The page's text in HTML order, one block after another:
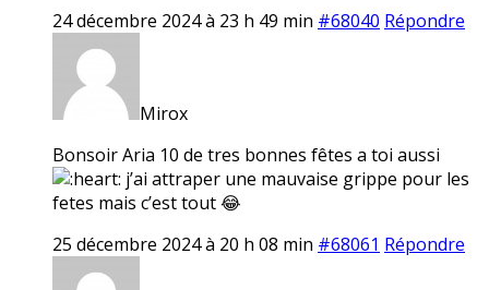
24 décembre 2024 à 23 h 49 min #68040 Répondre
Mirox
Bonsoir Aria 10 de tres bonnes fêtes a toi aussi
j’ai attraper une mauvaise grippe pour les
fetes mais c’est tout 😂
25 décembre 2024 à 20 h 08 min #68061 Répondre